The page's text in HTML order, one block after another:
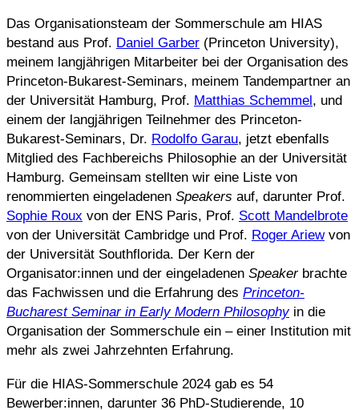
Das Organisationsteam der Sommerschule am HIAS
bestand aus Prof. Daniel Garber (Princeton University),
meinem langjährigen Mitarbeiter bei der Organisation des
Princeton-Bukarest-Seminars, meinem Tandempartner an
der Universität Hamburg, Prof. Matthias Schemmel, und
einem der langjährigen Teilnehmer des Princeton-
Bukarest-Seminars, Dr. Rodolfo Garau, jetzt ebenfalls
Mitglied des Fachbereichs Philosophie an der Universität
Hamburg. Gemeinsam stellten wir eine Liste von
renommierten eingeladenen Speakers auf, darunter Prof.
Sophie Roux von der ENS Paris, Prof. Scott Mandelbrote
von der Universität Cambridge und Prof. Roger Ariewvon
der Universität Southflorida. Der Kern der
Organisator:innen und der eingeladenen Speakerbrachte
das Fachwissen und die Erfahrung des Princeton-
Bucharest Seminar in Early Modern Philosophyin die
Organisation der Sommerschule ein – einer Institution mit
mehr als zwei Jahrzehnten Erfahrung.
Für die HIAS-Sommerschule 2024 gab es 54
Bewerber:innen, darunter 36 PhD-Studierende, 10